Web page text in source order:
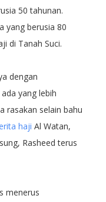
50 tahunan.
yang berusia 80
di Tanah Suci.
dengan
yang lebih
rasakan selain bahu
haji Al Watan,
Rasheed terus
menerus